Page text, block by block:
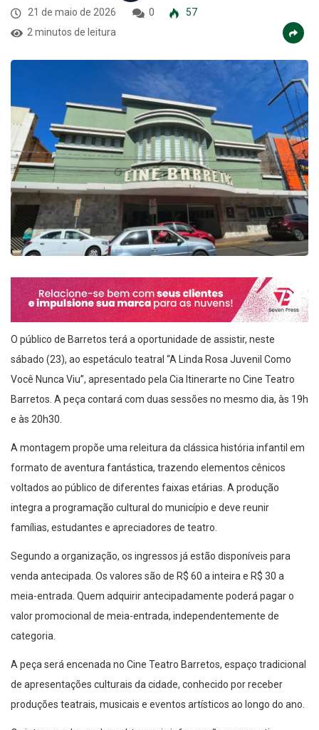
21 de maio de 2026 0
57
2 minutos de leitura
O público de Barretos terá a oportunidade de assistir, neste
sábado (23), ao espetáculo teatral “A Linda Rosa Juvenil Como
Você Nunca Viu”, apresentado pela Cia Itinerarte no Cine Teatro
Barretos. A peça contará com duas sessões no mesmo dia, às 19h
e às 20h30.
A montagem propõe uma releitura da clássica história infantil em
formato de aventura fantástica, trazendo elementos cênicos
voltados ao público de diferentes faixas etárias. A produção
integra a programação cultural do município e deve reunir
famílias, estudantes e apreciadores de teatro.
Segundo a organização, os ingressos já estão disponíveis para
venda antecipada. Os valores são de R$ 60 a inteira e R$ 30 a
meia-entrada. Quem adquirir antecipadamente poderá pagar o
valor promocional de meia-entrada, independentemente de
categoria.
A peça será encenada no Cine Teatro Barretos, espaço tradicional
de apresentações culturais da cidade, conhecido por receber
produções teatrais, musicais e eventos artísticos ao longo do ano.